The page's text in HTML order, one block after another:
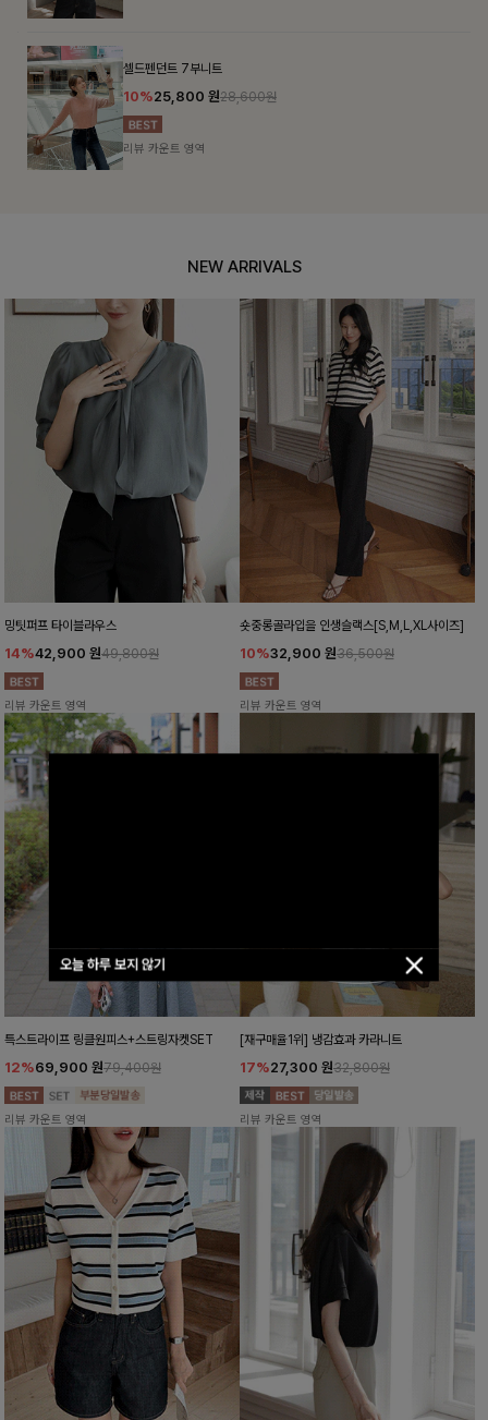
오늘 하루 보지 않기
셀드펜던트 7부니트
10%25,800원28,600원
리뷰 카운트 영역
NEW ARRIVALS
밍팃퍼프 타이블라우스
14%42,900 원49,800원
리뷰 카운트 영역
숏중롱골라입을 인생슬랙스[S,M,L,XL사이즈]
10%32,900 원36,500원
리뷰 카운트 영역
특스트라이프 링클원피스+스트링자켓SET
12%69,900 원79,400원
리뷰 카운트 영역
[재구매율1위] 냉감효과 카라니트
17%27,300 원32,800원
리뷰 카운트 영역